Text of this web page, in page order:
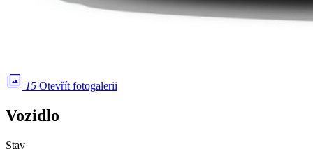
photo_library 15 Otevřít fotogalerii
Vozidlo
Stav